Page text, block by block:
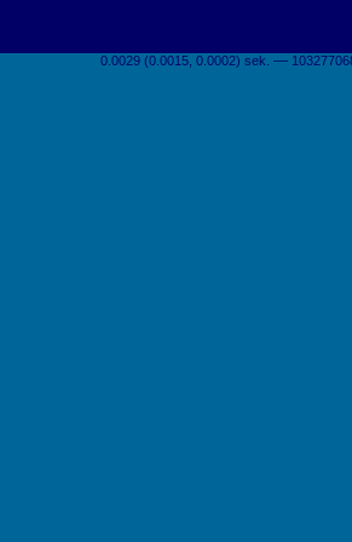
0.0029 (0.0015, 0.0002) sek. ––